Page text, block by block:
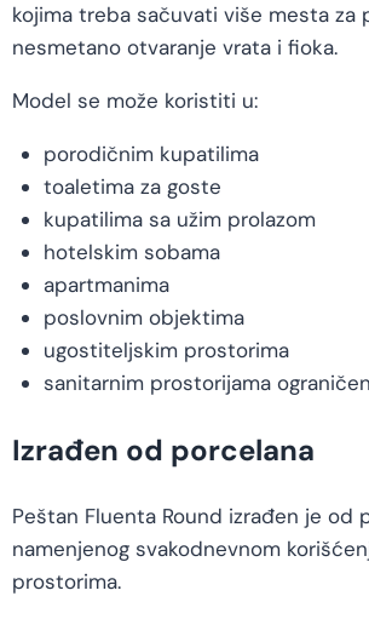
kojima treba sačuvati više mesta za
nesmetano otvaranje vrata i fioka.
Model se može koristiti u:
porodičnim kupatilima
toaletima za goste
kupatilima sa užim prolazom
hotelskim sobama
apartmanima
poslovnim objektima
ugostiteljskim prostorima
sanitarnim prostorijama
Izrađen od porcelana
Peštan Fluenta Round izrađen je od
namenjenog svakodnevnom
prostorima.